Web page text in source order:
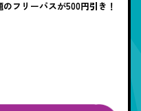
フリーパスが500円引き！